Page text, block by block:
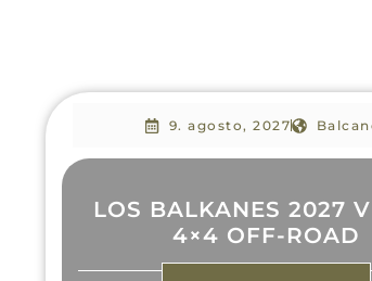
9. agosto, 2027
LOS BALKANES 2027
4×4 OFF-ROAD